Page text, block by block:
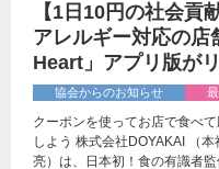
【1日10円の社会貢
アレルギー対応の
Heart」アプリ版が
協会からのお知らせ
クーポンを使ってお店で食べ
しよう 株式会社DOYAKAI （
亮）は、日本初！食の有識者